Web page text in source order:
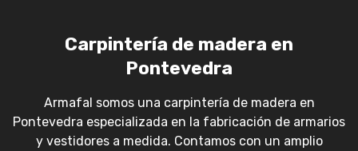
Carpintería de madera en
Pontevedra
Armafal somos una carpintería de madera en
Pontevedra especializada en la fabricación de armarios
y vestidores a medida. Contamos con un amplio